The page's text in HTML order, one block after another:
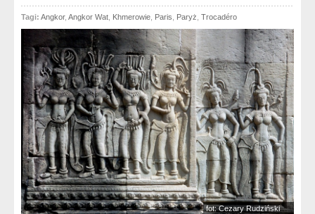
Tagi: Angkor, Angkor Wat Khmerowie Paris Paryż Trocadéro
fot: Cezary Rudziński